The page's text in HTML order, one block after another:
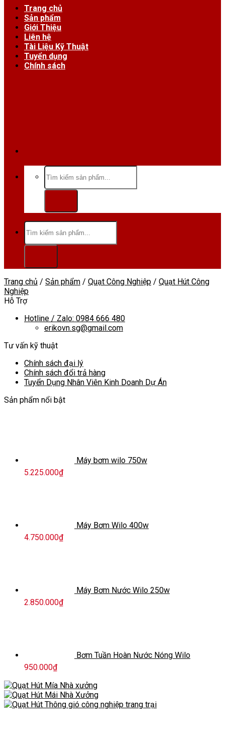
Trang chủ
Sản phẩm
Giới Thiệu
Liên hệ
Tài Liệu Kỹ Thuật
Tuyển dụng
Chính sách
Tìm
kiếm:
Tìm
kiếm:
Trang chủ / Sản phẩm / Quạt Công Nghiệp / Quạt Hút Công
Nghiệp
Hỗ Trợ
Hotline / Zalo: 0984 666 480
erikovn.sg@gmail.com
Tư vấn kỹ thuật
Chính sách đại lý
Chính sách đổi trả hàng
Tuyển Dụng Nhân Viên Kinh Doanh Dự Án
Sản phẩm nổi bật
Máy bơm wilo 750w
5.225.000₫
Máy Bơm Wilo 400w
4.750.000₫
Máy Bơm Nước Wilo 250w
2.850.000₫
Bơm Tuần Hoàn Nước Nóng Wilo
950.000₫